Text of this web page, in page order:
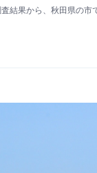
結果から、秋田県の市